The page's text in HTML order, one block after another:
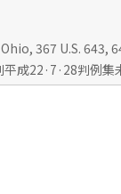
367 U.S. 643,
平成22·7·28判例集